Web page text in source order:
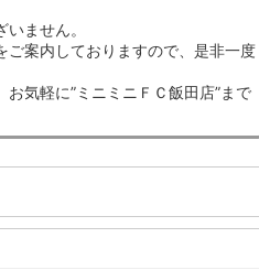
ません。
ご案内しておりますので、是非一度
気軽に”ミニミニＦＣ飯田店”まで